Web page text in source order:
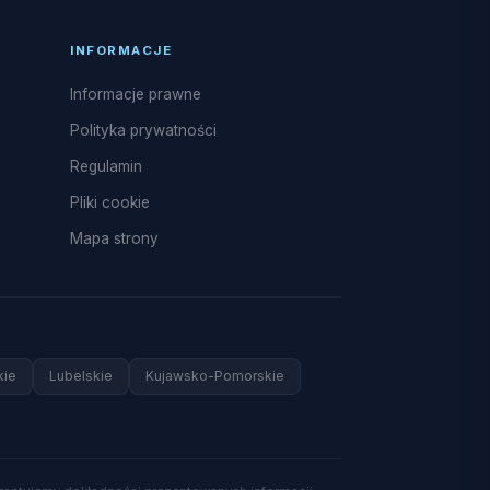
INFORMACJE
Informacje prawne
Polityka prywatności
Regulamin
Pliki cookie
Mapa strony
Lubelskie Kujawsko-Pomorskie